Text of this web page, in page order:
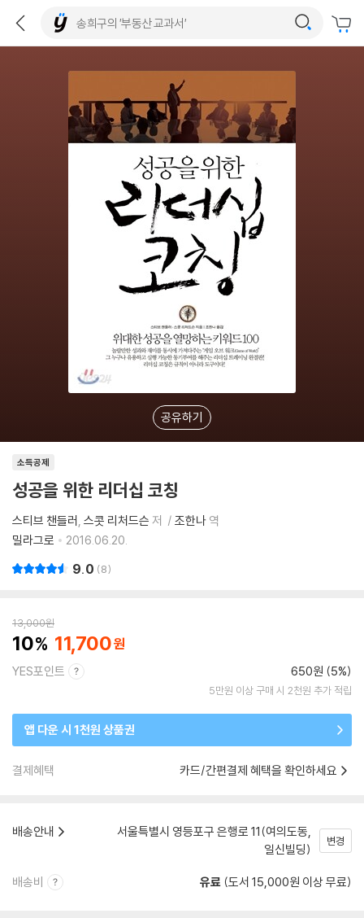
공유하기
소득공제
성공을 위한 리더십 코칭
스티브 챈들러 스콧 리처드슨 저 조한나 역
밀라그로
2016.06.20.
9.0 8
13,000원
10 11,700
YES포인트 650원 (5%)
5만원 이상 구매 시 2천원 추가 적립
앱 다운 시 1천원 상품권
결제혜택 카드/간편결제 혜택을 확인하세요
배송안내
서울특별시 영등포구 은행로 11(여의도동,
일신빌딩)
변경
배송비 유료 (도서 15,000원 이상 무료)